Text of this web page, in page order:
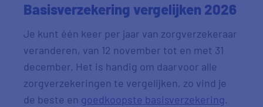
Basisverzekering vergelijken 2026
Je kunt één keer per jaar van zorgverzekeraar
veranderen, van 12 november tot en met 31
december. Het is handig om daarvoor alle
zorgverzekeringen te vergelijken, zo vind je
de beste en goedkoopste basisverzekering.